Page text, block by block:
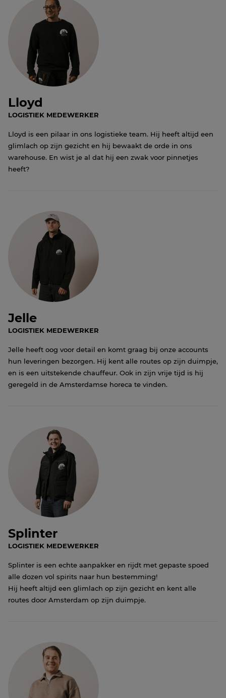
Lloyd
LOGISTIEK MEDEWERKER
Lloyd is een pilaar in ons logistieke team. Hij heeft altijd een
glimlach op zijn gezicht en hij bewaakt de orde in ons
warehouse. En wist je al dat hij een zwak voor pinnetjes
heeft?
Jelle
LOGISTIEK MEDEWERKER
Jelle heeft oog voor detail en komt graag bij onze accounts
hun leveringen bezorgen. Hij kent alle routes op zijn duimpje,
en is een uitstekende chauffeur. Ook in zijn vrije tijd is hij
geregeld in de Amsterdamse horeca te vinden.
Splinter
LOGISTIEK MEDEWERKER
Splinter is een echte aanpakker en rijdt met gepaste spoed
alle dozen vol spirits naar hun bestemming!
Hij heeft altijd een glimlach op zijn gezicht en kent alle
routes door Amsterdam op zijn duimpje.